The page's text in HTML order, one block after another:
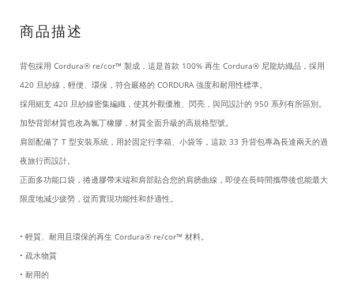
商品描述
背包採用 Cordura® re/cor™ 製成，這是首款 100% 再生 Cordura® 尼龍紡織品，採用
420 旦紗線，輕便、環保，符合嚴格的 CORDURA 強度和耐用性標準。
採用細支 420 旦紗線密集編織，使其外觀優雅、閃亮，與同設計的 950 系列有所區別。
加墊背部材質也改為氯丁橡膠，材質全面升級的高規格型號。
肩部配備了 T 型安裝系統，用於固定行李箱、小袋等 ，這款 33 升背包專為長達兩天的過
夜旅行而設計。
正面多功能口袋， 捲邊膠帶末端和肩部貼合您的肩膀曲線，即使在長時間攜帶後也能最大
限度地減少疲勞，從而實現功能性和舒適性。
• 輕質、耐用且環保的再生 Cordura® re/cor™ 材料。
• 疏水物質
• 耐用的